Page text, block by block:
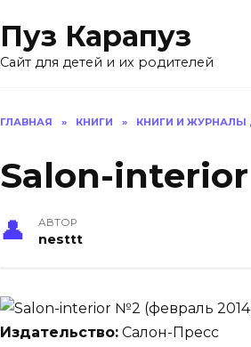
Пуз Карапуз
Сайт для детей и их родителей
ГЛАВНАЯ » КНИГИ » КНИГИ И
Salon-
АВТОР
nesttt
Издательство: Салон-Пресс